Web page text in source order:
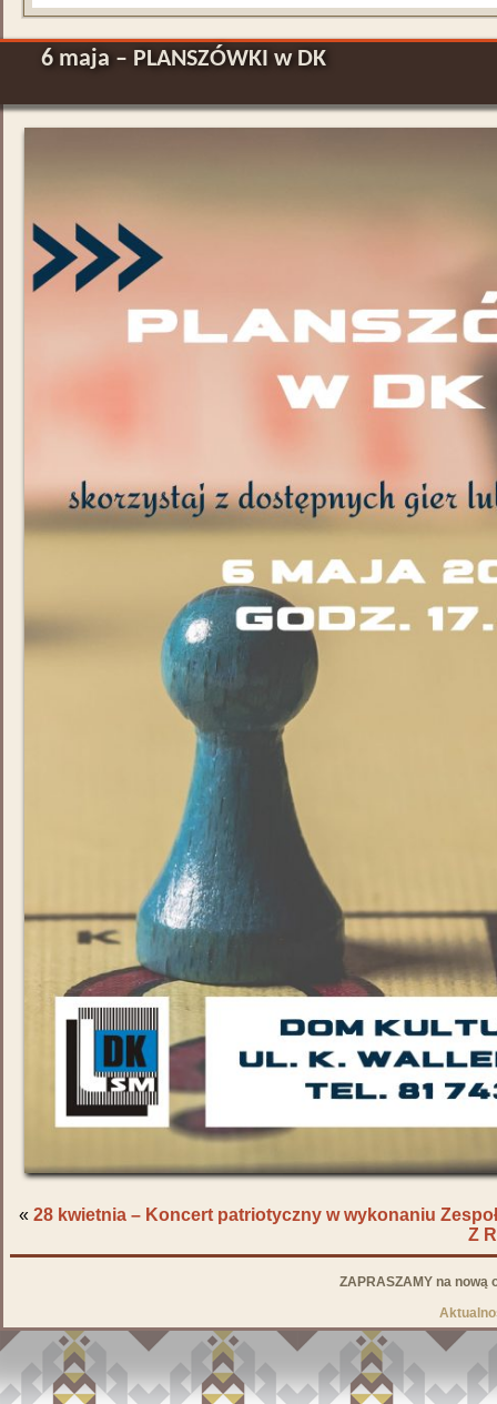
6 maja – PLANSZÓWKI w DK
« 28 kwietnia – Koncert patriotyczny w wykonaniu
Z
ZAPRASZAMY na